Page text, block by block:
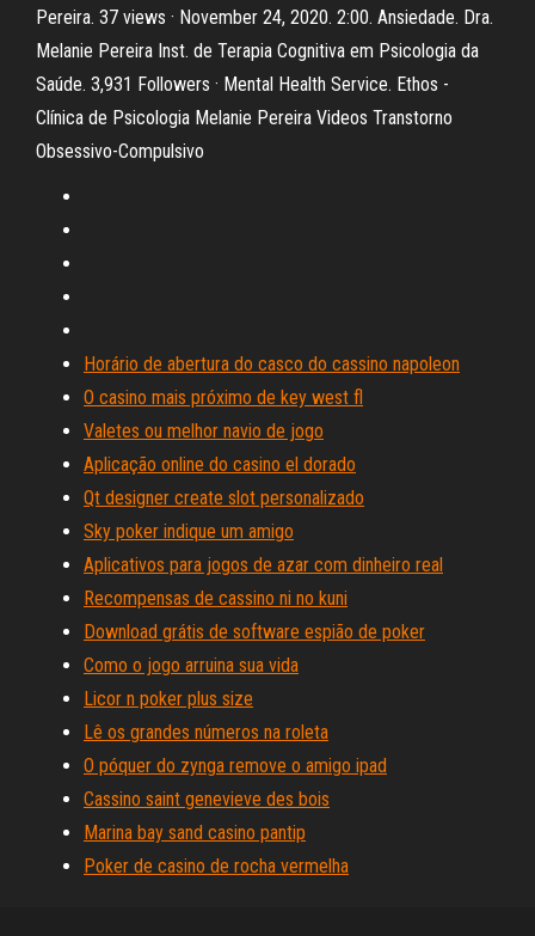
Pereira. 37 views · November 24, 2020. 2:00. Ansiedade. Dra.
Melanie Pereira Inst. de Terapia Cognitiva em Psicologia da
Saúde. 3,931 Followers · Mental Health Service. Ethos -
Clínica de Psicologia Melanie Pereira Videos Transtorno
Obsessivo-Compulsivo
Horário de abertura do casco do cassino napoleon
O casino mais próximo de key west fl
Valetes ou melhor navio de jogo
Aplicação online do casino el dorado
Qt designer create slot personalizado
Sky poker indique um amigo
Aplicativos para jogos de azar com dinheiro real
Recompensas de cassino ni no kuni
Download grátis de software espião de poker
Como o jogo arruina sua vida
Licor n poker plus size
Lê os grandes números na roleta
O póquer do zynga remove o amigo ipad
Cassino saint genevieve des bois
Marina bay sand casino pantip
Poker de casino de rocha vermelha